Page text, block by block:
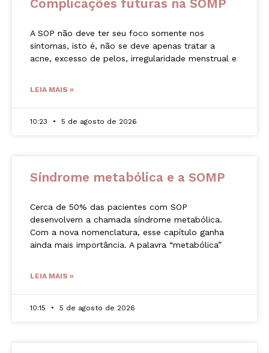
Complicações futuras na SOMP
A SOP não deve ter seu foco somente nos
sintomas, isto é, não se deve apenas tratar a
acne, excesso de pelos, irregularidade menstrual e
LEIA MAIS »
10:23 5 de agosto de 2026
Síndrome metabólica e a SOMP
Cerca de 50% das pacientes com SOP
desenvolvem a chamada síndrome metabólica.
Com a nova nomenclatura, esse capítulo ganha
ainda mais importância. A palavra “metabólica”
LEIA MAIS »
10:15 5 de agosto de 2026